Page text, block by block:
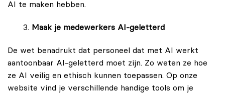
AI te maken hebben.
Maak je medewerkers AI-geletterd
De wet benadrukt dat personeel dat met AI werkt
aantoonbaar AI-geletterd moet zijn. Zo weten ze hoe
ze AI veilig en ethisch kunnen toepassen. Op onze
website vind je verschillende handige tools om je